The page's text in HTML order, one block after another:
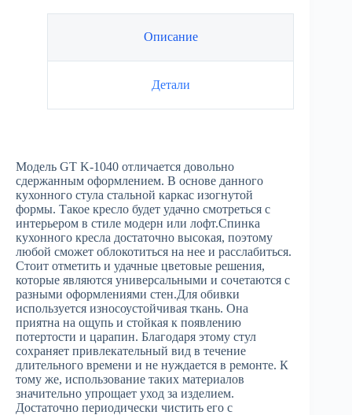
Описание
Детали
Модель GT K-1040 отличается довольно
сдержанным оформлением. В основе данного
кухонного стула стальной каркас изогнутой
формы. Такое кресло будет удачно смотреться с
интерьером в стиле модерн или лофт.Спинка
кухонного кресла достаточно высокая, поэтому
любой сможет облокотиться на нее и расслабиться.
Стоит отметить и удачные цветовые решения,
которые являются универсальными и сочетаются с
разными оформлениями стен.Для обивки
используется износоустойчивая ткань. Она
приятна на ощупь и стойкая к появлению
потертости и царапин. Благодаря этому стул
сохраняет привлекательный вид в течение
длительного времени и не нуждается в ремонте. К
тому же, использование таких материалов
значительно упрощает уход за изделием.
Достаточно периодически чистить его с